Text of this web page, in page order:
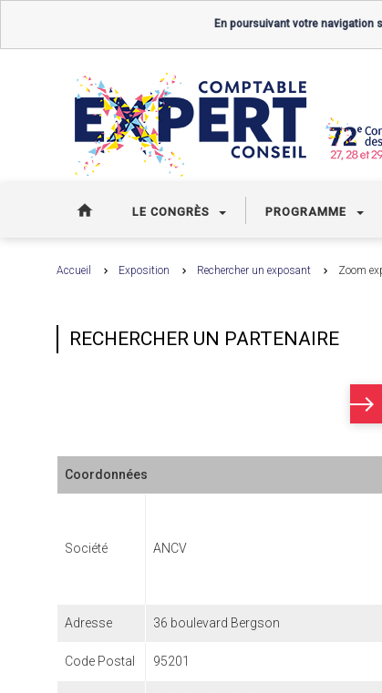
LE CONGRÈS PROGRAMME
Accueil Exposition Rechercher un exposant Zoom
RECHERCHER UN PARTENAIRE
Coordonnées
Société ANCV
Adresse 36 boulevard Bergson
Code Postal 95201
En poursuivant votre